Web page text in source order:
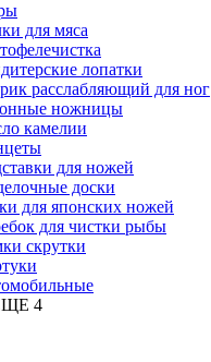
для мяса
лопатки
расслабляющий для ног
ножницы
камелии
для ножей
доски
для японских ножей
для чистки рыбы
скрутки
4